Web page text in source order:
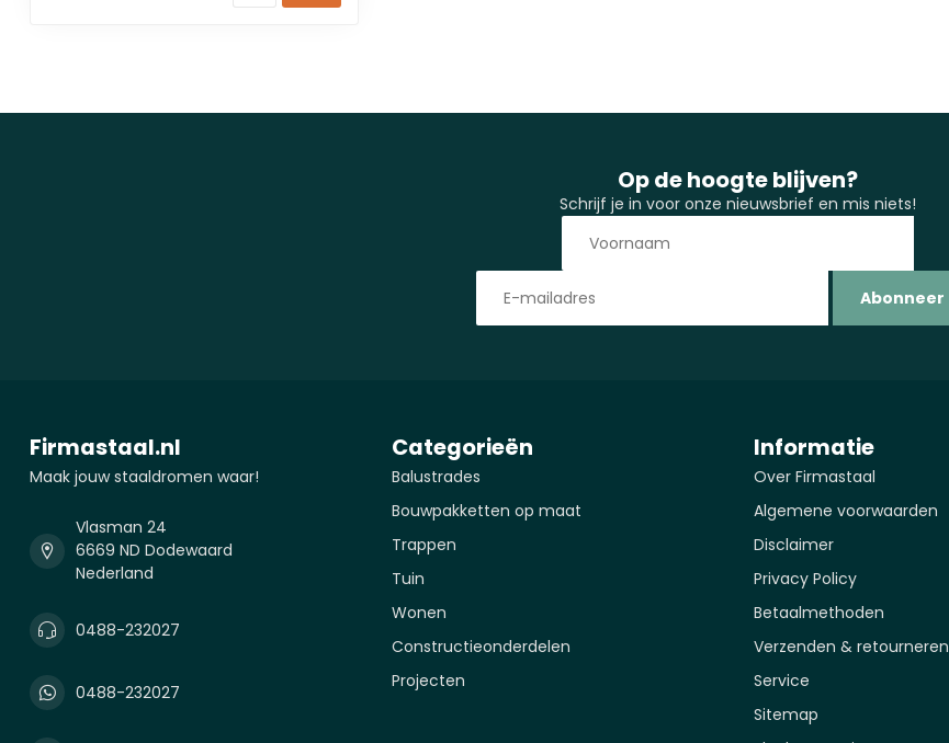
Op de hoogte blijven?
Schrijf je in voor onze nieuwsbrief en mis niets!
Abonneer
Firmastaal.nl
Maak jouw staaldromen waar!
Vlasman 24
6669 ND Dodewaard
Nederland
0488-232027
0488-232027
Categorieën
Balustrades
Bouwpakketten op maat
Trappen
Tuin
Wonen
Constructieonderdelen
Projecten
Informatie
Over Firmastaal
Algemene voorwaarden
Disclaimer
Privacy Policy
Betaalmethoden
Verzenden & retourneren
Service
Sitemap